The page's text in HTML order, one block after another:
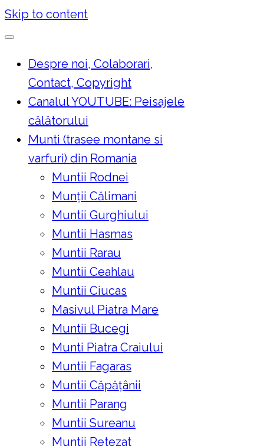
Skip to content
Despre noi, Colaborari,
Contact, Copyright
Canalul YOUTUBE: Peisajele
călătorului
Munti (trasee montane si
varfuri) din Romania
Muntii Rodnei
Munţii Călimani
Muntii Gurghiului
Muntii Hasmas
Muntii Rarau
Muntii Ceahlau
Muntii Ciucas
Masivul Piatra Mare
Muntii Bucegi
Munti Piatra Craiului
Muntii Fagaras
Muntii Căpățânii
Muntii Parang
Muntii Sureanu
Muntii Retezat